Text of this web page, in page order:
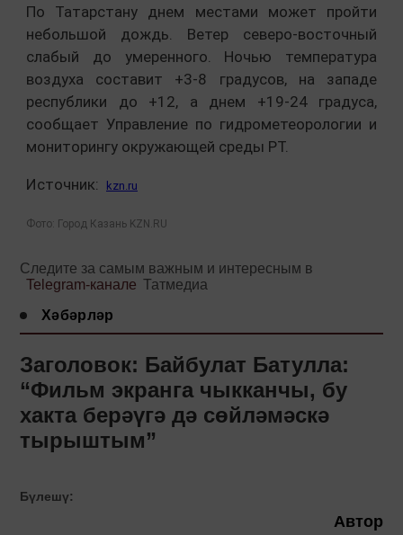
По Татарстану днем местами может пройти
небольшой дождь. Ветер северо-восточный
слабый до умеренного. Ночью температура
воздуха составит +3-8 градусов, на западе
республики до +12, а днем +19-24 градуса,
сообщает Управление по гидрометеорологии и
мониторингу окружающей среды РТ.
Источник: kzn.ru
Фото: Город Казань KZN.RU
Следите за самым важным и интересным в
Telegram-канале Татмедиа
Хәбәрләр
Заголовок: Байбулат Батулла:
“Фильм экранга чыкканчы, бу
хакта берәүгә дә сөйләмәскә
тырыштым”
Бүлешү:
Автор